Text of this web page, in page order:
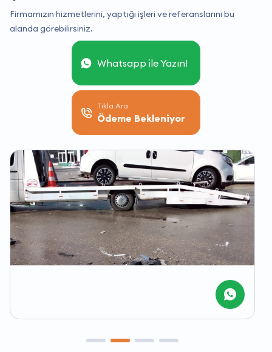
Firmamızın hizmetlerini, yaptığı işleri ve referanslarını bu
alanda görebilirsiniz.
Whatsapp ile Yazın!
Tıkla Ara
Ödeme Bekleniyor